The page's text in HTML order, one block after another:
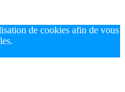
de cookies afin de vous